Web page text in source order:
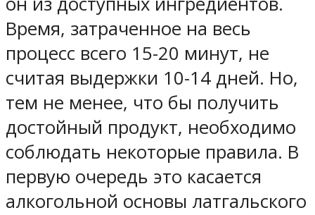
Время, затраченное на весь
процесс всего 15-20 минут, не
считая выдержки 10-14 дней. Но,
тем не менее, что бы получить
достойный продукт, необходимо
соблюдать некоторые правила. В
первую очередь это касается
алкогольной основы латгальского